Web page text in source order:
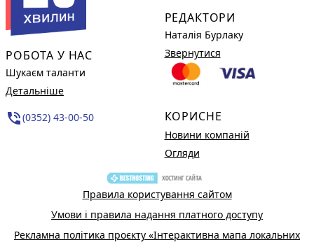
РОБОТА У НАС
Шукаєм таланти
Детальніше
phone_in_talk(0352) 43-00-50
РЕДАКТОРИ
Наталія Бурлаку
Звернутися
КОРИСНЕ
Новини компаній
Огляди
Правила користування сайтом
Умови і правила надання платного доступу
Рекламна політика проєкту «Інтерактивна мапа локальних